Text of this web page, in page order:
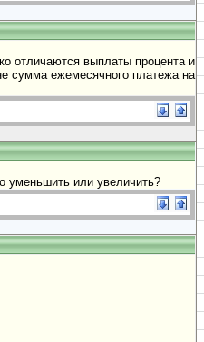
отличаются выплаты процента и
сумма ежемесячного платежа на
уменьшить или увеличить?